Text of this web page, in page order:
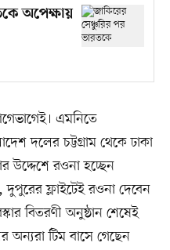
অপেক্ষায়
এমনিতে
দলের চট্টগ্রাম থেকে ঢাকা
উদ্দেশে রওনা হচ্ছেন
ফ্লাইটেই রওনা দেবেন
বিতরণী অনুষ্ঠান শেষেই
অন্যরা টিম বাসে গেছেন